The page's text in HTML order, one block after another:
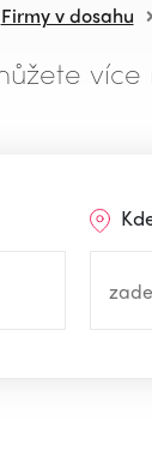
Firmy v dosahu
více